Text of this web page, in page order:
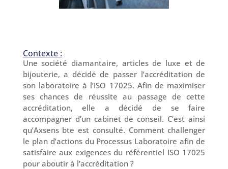
Contexte :
Une société diamantaire, articles de luxe et de
bijouterie, a décidé de passer l’accréditation de
son laboratoire à l’ISO 17025. Afin de maximiser
ses chances de réussite au passage de cette
accréditation, elle a décidé de se faire
accompagner d’un cabinet de conseil. C’est ainsi
qu’Axsens bte est consulté. Comment challenger
le plan d’actions du Processus Laboratoire afin de
satisfaire aux exigences du référentiel ISO 17025
pour aboutir à l’accréditation ?